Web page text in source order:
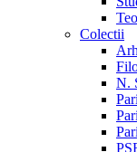
Colectii
N.